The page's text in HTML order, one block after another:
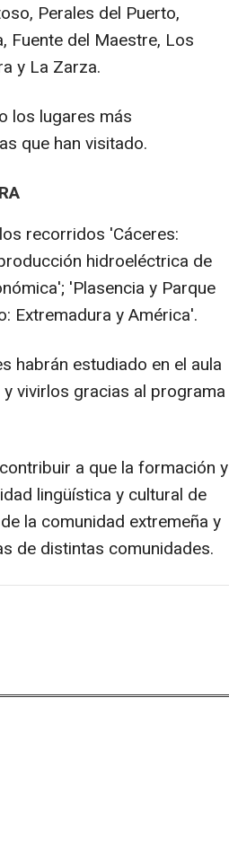
Perales del Puerto,
Fuente del Maestre, Los
y La Zarza.
los lugares más
que han visitado.
recorridos 'Cáceres:
hidroeléctrica de
'Plasencia y Parque
Extremadura y América'.
habrán estudiado en el aula
vivirlos gracias al programa
a que la formación y
lingüística y cultural de
la comunidad extremeña y
de distintas comunidades.